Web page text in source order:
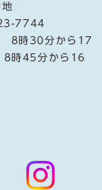
7744
8時30分から17
8時45分から16